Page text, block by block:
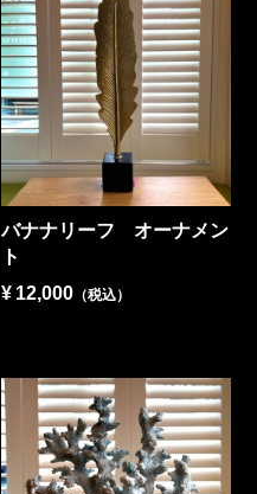
バナナリーフ オーナメン
ト
¥ 12,000 （税込）